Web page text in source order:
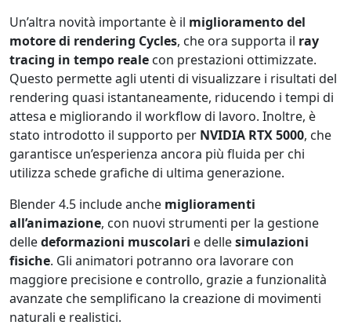
Un’altra novità importante è il miglioramento del
motore di rendering Cycles, che ora supporta il ray
tracing in tempo reale con prestazioni ottimizzate.
Questo permette agli utenti di visualizzare i risultati del
rendering quasi istantaneamente, riducendo i tempi di
attesa e migliorando il workflow di lavoro. Inoltre, è
stato introdotto il supporto per NVIDIA RTX 5000, che
garantisce un’esperienza ancora più fluida per chi
utilizza schede grafiche di ultima generazione.
Blender 4.5 include anche miglioramenti
all’animazione, con nuovi strumenti per la gestione
delledeformazioni muscolari e dellesimulazioni
fisiche. Gli animatori potranno ora lavorare con
maggiore precisione e controllo, grazie a funzionalità
avanzate che semplificano la creazione di movimenti
naturali e realistici.